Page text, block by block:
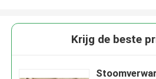
Krijg de beste